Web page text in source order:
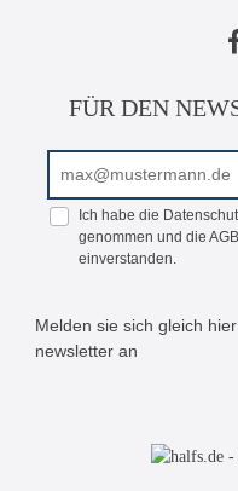
FÜR DEN
Ich habe die
genommen und die AGB
einverstanden.
Melden sie sich gleich
newsletter an